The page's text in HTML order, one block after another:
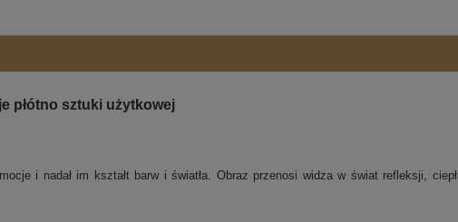
płótno sztuki użytkowej
i nadał im kształt barw i światła. Obraz przenosi widza w świat refleksji,